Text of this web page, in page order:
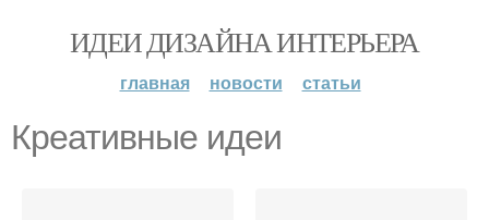
ИДЕИ ДИЗАЙНА ИНТЕРЬЕРА
главная новости статьи
Креативные идеи